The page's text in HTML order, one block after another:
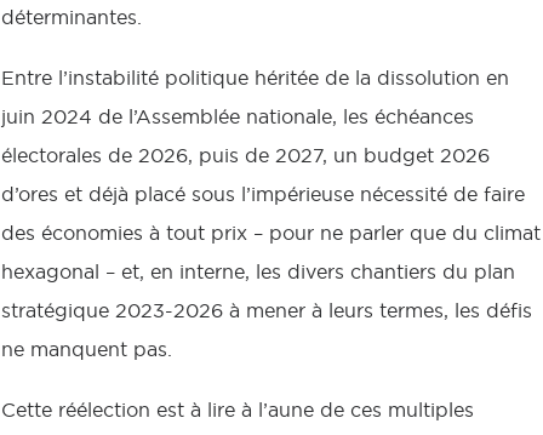
déterminantes.
Entre l’instabilité politique héritée de la dissolution en
juin 2024 de l’Assemblée nationale, les échéances
électorales de 2026, puis de 2027, un budget 2026
d’ores et déjà placé sous l’impérieuse nécessité de faire
des économies à tout prix – pour ne parler que du climat
hexagonal – et, en interne, les divers chantiers du plan
stratégique 2023-2026 à mener à leurs termes, les défis
ne manquent pas.
Cette réélection est à lire à l’aune de ces multiples